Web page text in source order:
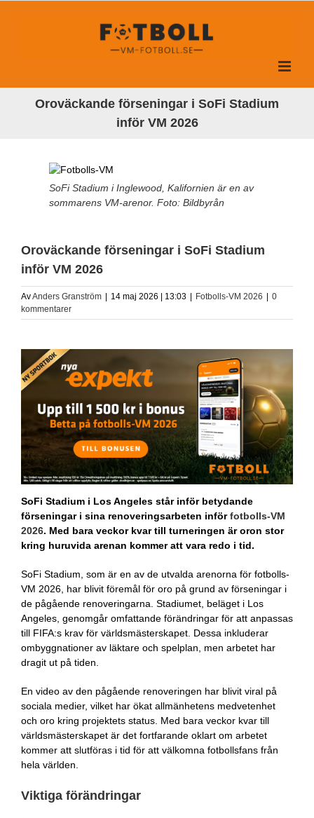
Oroväckande förseningar i SoFi Stadium
inför VM 2026
SoFi Stadium i Inglewood, Kalifornien är en av
sommarens VM-arenor. Foto: Bildbyrån
Oroväckande förseningar i SoFi Stadium
inför VM 2026
AvAnders Granström | 14 maj 2026 | 13:03 | Fotbolls-VM 2026 | 0
kommentarer
SoFi Stadium i Los Angeles står inför betydande
förseningar i sina renoveringsarbeten införfotbolls-VM
2026. Med bara veckor kvar till turneringen är oron stor
kring huruvida arenan kommer att vara redo i tid.
SoFi Stadium, som är en av de utvalda arenorna för fotbolls-
VM 2026, har blivit föremål för oro på grund av förseningar i
de pågående renoveringarna. Stadiumet, beläget i Los
Angeles, genomgår omfattande förändringar för att anpassas
till FIFA:s krav för världsmästerskapet. Dessa inkluderar
ombyggnationer av läktare och spelplan, men arbetet har
dragit ut på tiden.
En video av den pågående renoveringen har blivit viral på
sociala medier, vilket har ökat allmänhetens medvetenhet
och oro kring projektets status. Med bara veckor kvar till
världsmästerskapet är det fortfarande oklart om arbetet
kommer att slutföras i tid för att välkomna fotbollsfans från
hela världen.
Viktiga förändringar